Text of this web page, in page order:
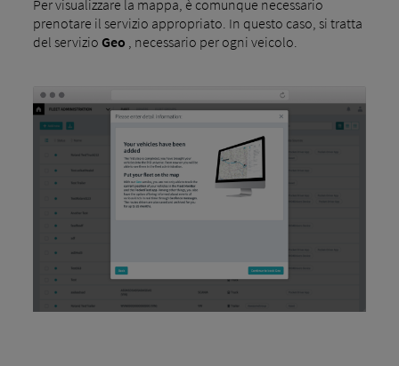
Per visualizzare la mappa, è comunque necessario
prenotare il servizio appropriato. In questo caso, si tratta
del servizio Geo , necessario per ogni veicolo.